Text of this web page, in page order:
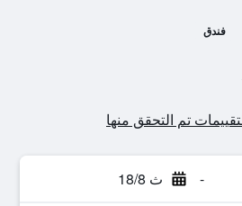
فندق
- ث 18/8